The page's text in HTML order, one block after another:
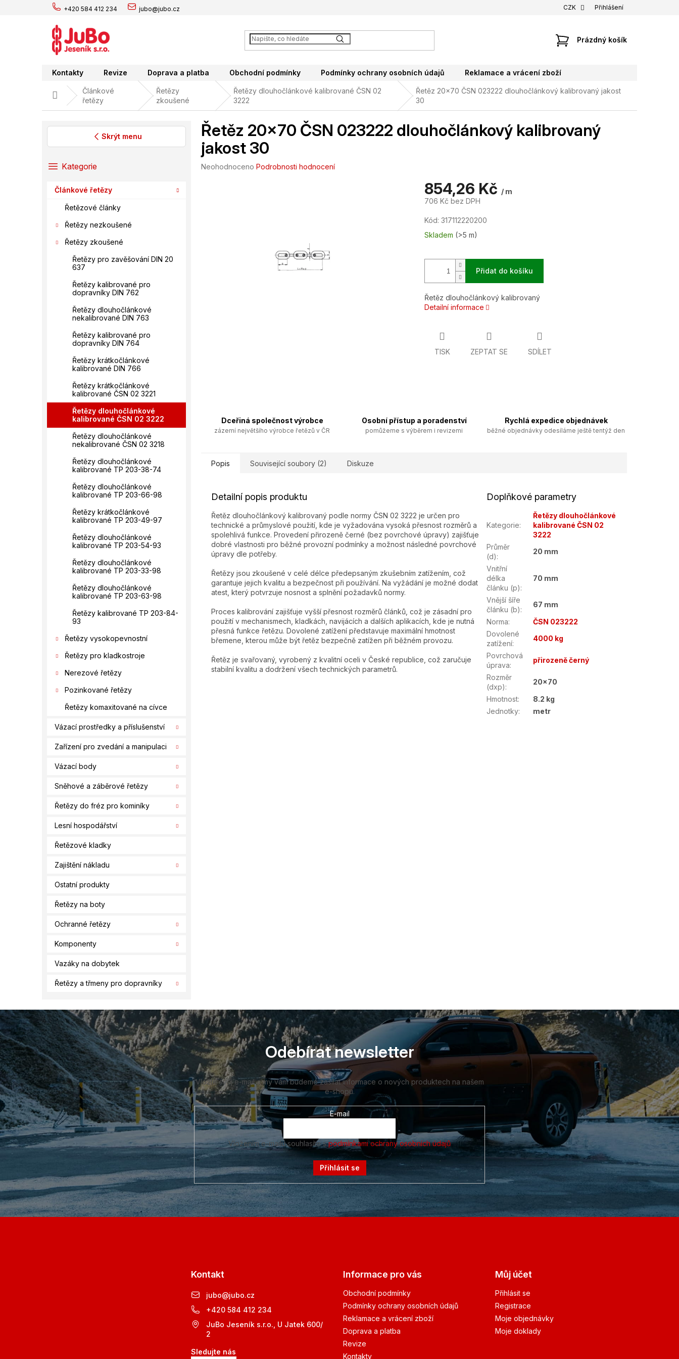
+420 584 412 234 jubo@jubo.cz CZK Přihlášení
NÁKUPNÍ
Prázdný košík
Kontakty Revize Doprava a platba Obchodní podmínky Podmínky ochrany osobních údajů Reklamace a vrácení zboží
Domů
Článkové
řetězy
Řetězy
zkoušené
Řetězy dlouhočlánkové kalibrované ČSN 02
3222
Řetěz 20x70 ČSN 023222 dlouhočlánkový kalibrovaný jakost
30
Skrýt menu
PřeskočitKategorie
Článkové řetězy
Řetězové články
Řetězy nezkoušené
Řetězy zkoušené
Řetězy pro zavěšování DIN 20
637
Řetězy kalibrované pro
dopravníky DIN 762
Řetězy dlouhočlánkové
nekalibrované DIN 763
Řetězy kalibrované pro
dopravníky DIN 764
Řetězy krátkočlánkové
kalibrované DIN 766
Řetězy krátkočlánkové
kalibrované ČSN 02 3221
Řetězy dlouhočlánkové
kalibrované ČSN 02 3222
Řetězy dlouhočlánkové
nekalibrované ČSN 02 3218
Řetězy dlouhočlánkové
kalibrované TP 203-38-74
Řetězy dlouhočlánkové
kalibrované TP 203-66-98
Řetězy krátkočlánkové
kalibrované TP 203-49-97
Řetězy dlouhočlánkové
kalibrované TP 203-54-93
Řetězy dlouhočlánkové
kalibrované TP 203-33-98
Řetězy dlouhočlánkové
kalibrované TP 203-63-98
Řetězy kalibrované TP 203-84-
93
Řetězy vysokopevnostní
Řetězy pro kladkostroje
Nerezové řetězy
Pozinkované řetězy
Řetězy komaxitované na cívce
Vázací prostředky a příslušenství
Zařízení pro zvedání a manipulaci
Vázací body
Sněhové a záběrové řetězy
Řetězy do fréz pro kominíky
Lesní hospodářství
Řetězové kladky
Zajištění nákladu
Ostatní produkty
Řetězy na boty
Ochranné řetězy
Komponenty
Vazáky na dobytek
Řetězy a třmeny pro dopravníky
Řetěz 20x70 ČSN 023222 dlouhočlánkový kalibrovaný
jakost 30
Průměrné
Neohodnoceno Podrobnosti hodnocení
854,26 Kč / m
706 Kč bez DPH
Měrná
cena:
Kód: 317112220200
Skladem (>5 m)
Přidat do košíku
Řetěz dlouhočlánkový kalibrovaný
Detailní informace
TISK ZEPTAT SE SDÍLET
Dceřiná společnost výrobce
zázemí největšího výrobce řetězů v ČR
Osobní přístup a poradenství
pomůžeme s výběrem i revizemi
Rychlá expedice objednávek
běžné objednávky odesíláme ještě tentýž den
Popis Související soubory (2) Diskuze
Detailní popis produktu
Řetěz dlouhočlánkový kalibrovaný podle normy ČSN 02 3222 je určen pro
technické a průmyslové použití, kde je vyžadována vysoká přesnost rozměrů a
spolehlivá funkce. Provedení přirozeně černé (bez povrchové úpravy) zajišťuje
dobré vlastnosti pro běžné provozní podmínky a možnost následné povrchové
úpravy dle potřeby.
Řetězy jsou zkoušené v celé délce předepsaným zkušebním zatížením, což
garantuje jejich kvalitu a bezpečnost při používání. Na vyžádání je možné dodat
atest, který potvrzuje nosnost a splnění požadavků normy.
Proces kalibrování zajišťuje vyšší přesnost rozměrů článků, což je zásadní pro
použití v mechanismech, kladkách, navijácích a dalších aplikacích, kde je nutná
přesná funkce řetězu. Dovolené zatížení představuje maximální hmotnost
břemene, kterou může být řetěz bezpečně zatížen při běžném provozu.
Řetěz je svařovaný, vyrobený z kvalitní oceli v České republice, což zaručuje
stabilní kvalitu a dodržení všech technických parametrů.
Doplňkové parametry
Kategorie:
Řetězy dlouhočlánkové
kalibrované ČSN 02
3222
Průměr
(d):
20 mm
Vnitřní
délka
článku (p):
70 mm
Vnější šíře
článku (b):
67 mm
Norma:
ČSN 023222
Dovolené
zatížení:
4000 kg
Povrchová
úprava:
přirozeně černý
Rozměr
(dxp):
20x70
Hmotnost:
8.2 kg
Jednotky: metr
Z
á
p
a
t
í
Odebírat newsletter
Vložte svůj e-mail a my vám budeme zasílat informace o nových produktech na našem
e-shopu.
E-mail
Vložením e-mailu souhlasíte spodmínkami ochrany osobních údajů
Přihlásit se
Kontakt
jubo@jubo.cz
+420 584 412 234
JuBo Jeseník s.r.o., U Jatek 600/
2
Sledujte nás
Informace pro vás
Obchodní podmínky
Podmínky ochrany osobních údajů
Reklamace a vrácení zboží
Doprava a platba
Revize
Kontakty
Můj účet
Přihlásit se
Registrace
Moje objednávky
Moje doklady